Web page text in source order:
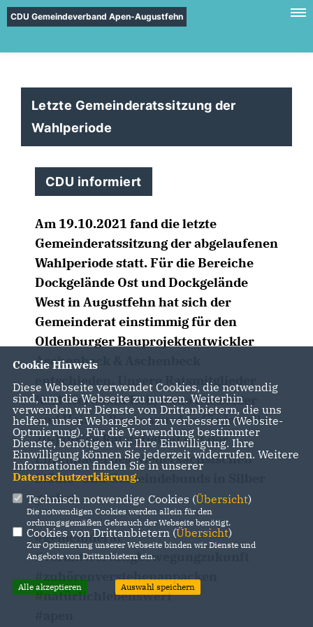
CDU Gemeindeverband Apen-Augustfehn
Letzte Gemeinderatssitzung der
Wahlperiode
CDU informiert
Am 19.10.2021 fand die letzte
Gemeinderatssitzung der abgelaufenen
Wahlperiode statt. Für die Bereiche
Dockgelände Ost und Dockgelände
West in Augustfehn hat sich der
Gemeinderat einstimmig für den
Oldenburger Bauprojektentwickler
Aschenbeck & Aschenbeck
entschieden. Unsere Ratsmitglieder
Karl-Hermann Reil, Enno Hasselder
und Heiner Bruns wurden für jeweils
20-jährige Ratstätigkeit mit der
Ehrennadel des Niedersächsischen
Städte- und Gemeindebunds in Silber
geehrt.
#gemeinderat
#verantwortungbewegungzukunft
#zuhörenverstehenanpacken
#natürlichlebenswert
Cookie Hinweis
Diese Webseite verwendet Cookies, die notwendig
sind, um die Webseite zu nutzen. Weiterhin
verwenden wir Dienste von Drittanbietern, die uns
helfen, unser Webangebot zu verbessern (Website-
Optmierung). Für die Verwendung bestimmter
Dienste, benötigen wir Ihre Einwilligung. Ihre
Einwilligung können Sie jederzeit widerrufen. Weitere
Informationen finden Sie in unserer
Datenschutzerklärung.
Technisch notwendige Cookies (Übersicht)
Die notwendigen Cookies werden allein für den
ordnungsgemäßen Gebrauch der Webseite benötigt.
Cookies von Drittanbietern (Übersicht)
Zur Optimierung unserer Webseite binden wir Dienste und
Angebote von Drittanbietern ein.
Alle akzeptieren Auswahl speichern